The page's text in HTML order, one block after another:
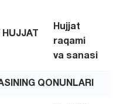
Hujjat
raqami
va sanasi
QONUNLARI